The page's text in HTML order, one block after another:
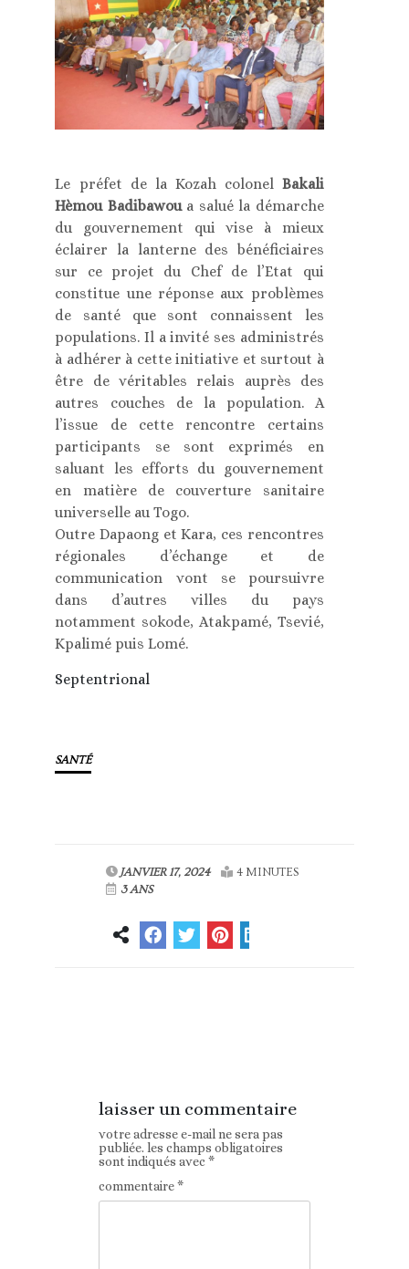
Le préfet de la Kozah colonelBakali
Hèmou Badibawoua salué la démarche
du gouvernement qui vise à mieux
éclairer la lanterne des bénéficiaires
sur ce projet du Chef de l’Etat qui
constitue une réponse aux problèmes
de santé que sont connaissent les
populations. Il a invité ses administrés
à adhérer à cette initiative et surtout à
être de véritables relais auprès des
autres couches de la population. A
l’issue de cette rencontre certains
participants se sont exprimés en
saluant les efforts du gouvernement
en matière de couverture sanitaire
universelle au Togo.
Outre Dapaong et Kara, ces rencontres
régionales d’échange et de
communication vont se poursuivre
dans d’autres villes du pays
notamment sokode, Atakpamé, Tsevié,
Kpalimé puis Lomé.
Septentrional
SANTÉ
JANVIER 17, 2024
4 MINUTES
3 ANS
laisser un commentaire
votre adresse e-mail ne sera pas
publiée. les champs obligatoires
sont indiqués avec*
commentaire*